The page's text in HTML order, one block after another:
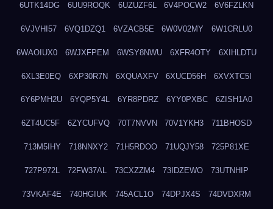
6UTK14DG 6UU9ROQK 6UZUZF6L 6V4POCW2 6V6FZLKN
6VJVHI57 6VQ1DZQ1 6VZACB5E 6W0V02MY 6W1CRLU0
6WAOIUX0 6WJXFPEM 6WSY8NWU 6XFR4OTY 6XIHLDTU
6XL3E0EQ 6XP30R7N 6XQUAXFV 6XUCD56H 6XVXTC5I
6Y6PMH2U 6YQP5Y4L 6YR8PDRZ 6YY0PXBC 6ZISH1A0
6ZT4UC5F 6ZYCUFVQ 70T7NVVN 70V1YKH3 711BHOSD
713M5IHY 718NNXY2 71H5RDOO 71UQJY58 725P81XE
727P972L 72FW37AL 73CXZZM4 73IDZEWO 73UTNHIP
73VKAF4E 740HGIUK 745ACL1O 74DPJX4S 74DVDXRM